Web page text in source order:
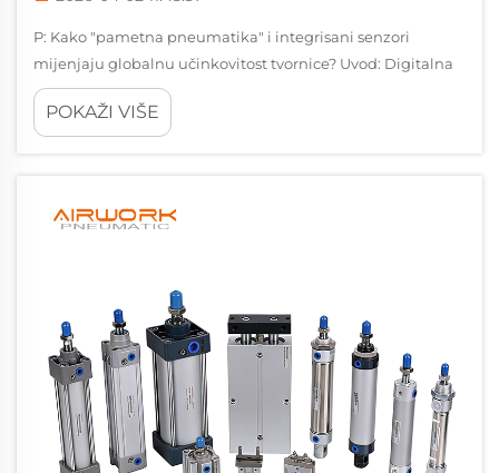
P: Kako "pametna pneumatika" i integrisani senzori
mijenjaju globalnu učinkovitost tvornice? Uvod: Digitalna
evolucija fluidne energije Već desetljećima su industrijski
pneumatski sustavi pouzdani, ekonomični radni konji
POKAŽI VIŠE